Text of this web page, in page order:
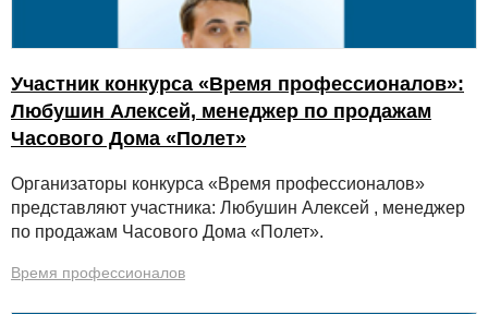
Участник конкурса «Время профессионалов»:
Любушин Алексей, менеджер по продажам
Часового Дома «Полет»
Организаторы конкурса «Время профессионалов»
представляют участника: Любушин Алексей , менеджер
по продажам Часового Дома «Полет».
Время профессионалов